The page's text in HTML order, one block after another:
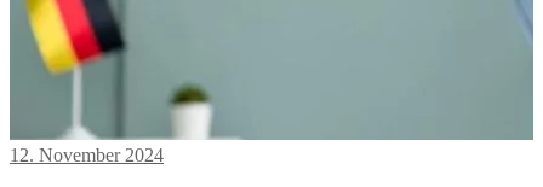
12. November 2024